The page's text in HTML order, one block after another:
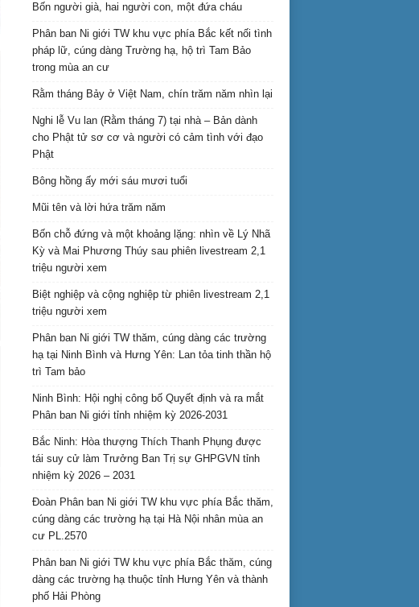
Bốn người già, hai người con, một đứa cháu
Phân ban Ni giới TW khu vực phía Bắc kết nối tình
pháp lữ, cúng dàng Trường hạ, hộ trì Tam Bảo
trong mùa an cư
Rằm tháng Bảy ở Việt Nam, chín trăm năm nhìn lại
Nghi lễ Vu lan (Rằm tháng 7) tại nhà – Bản dành
cho Phật tử sơ cơ và người có cảm tình với đạo
Phật
Bông hồng ấy mới sáu mươi tuổi
Mũi tên và lời hứa trăm năm
Bốn chỗ đứng và một khoảng lặng: nhìn về Lý Nhã
Kỳ và Mai Phương Thúy sau phiên livestream 2,1
triệu người xem
Biệt nghiệp và cộng nghiệp từ phiên livestream 2,1
triệu người xem
Phân ban Ni giới TW thăm, cúng dàng các trường
hạ tại Ninh Bình và Hưng Yên: Lan tỏa tinh thần hộ
trì Tam bảo
Ninh Bình: Hội nghị công bố Quyết định và ra mắt
Phân ban Ni giới tỉnh nhiệm kỳ 2026-2031
Bắc Ninh: Hòa thượng Thích Thanh Phụng được
tái suy cử làm Trưởng Ban Trị sự GHPGVN tỉnh
nhiệm kỳ 2026 – 2031
Đoàn Phân ban Ni giới TW khu vực phía Bắc thăm,
cúng dàng các trường hạ tại Hà Nội nhân mùa an
cư PL.2570
Phân ban Ni giới TW khu vực phía Bắc thăm, cúng
dàng các trường hạ thuộc tỉnh Hưng Yên và thành
phố Hải Phòng